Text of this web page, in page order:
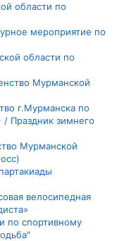
области по
мероприятие по
области по
Мурманской
г.Мурманска по
/ Праздник зимнего
Мурманской
велосипедная
по спортивному